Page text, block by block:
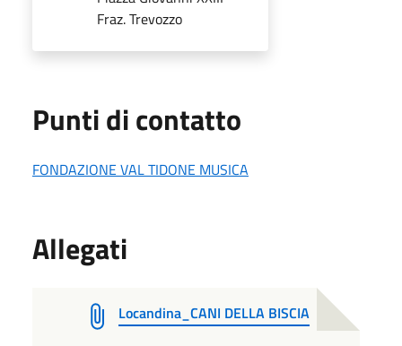
Fraz. Trevozzo
Punti di contatto
FONDAZIONE VAL TIDONE MUSICA
Allegati
Locandina_CANI DELLA BISCIA